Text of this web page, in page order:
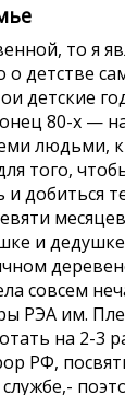
то я
о детстве
детские
80-х —
людьми,
того,
добиться
и
совсем
РЭА им.
на 2-3
РФ,